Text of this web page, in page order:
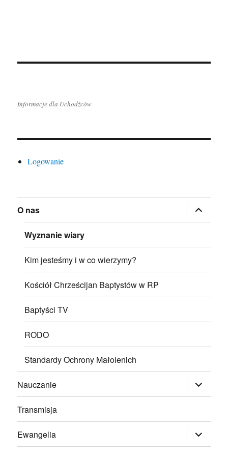
Informacje dla Uchodźców
Logowanie
O nas rozwiń
menu
potomne
Wyznanie wiary
Kim jesteśmy i w co wierzymy?
Kościół Chrześcijan Baptystów w RP
Baptyści TV
RODO
Standardy Ochrony Małolenich
Nauczanie rozwiń
menu
potomne
Transmisja
Ewangelia rozwiń
menu
potomne